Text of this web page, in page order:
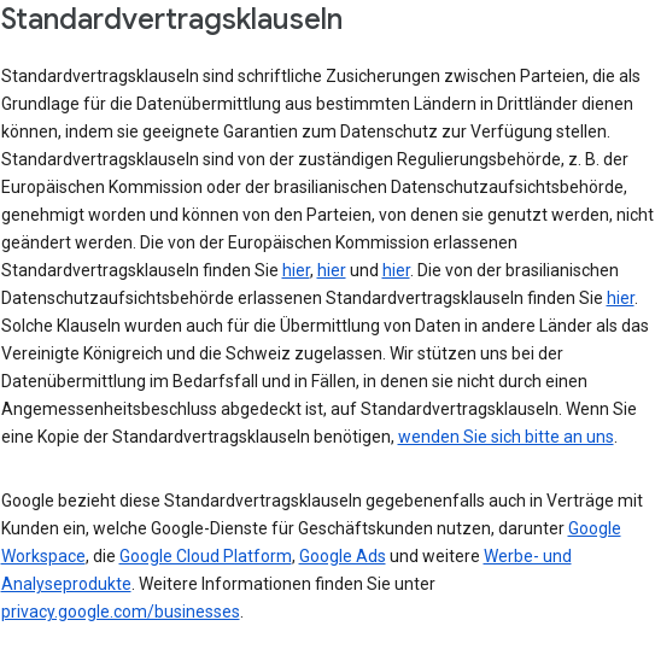
Standardvertragsklauseln
Standardvertragsklauseln sind schriftliche Zusicherungen zwischen Parteien, die als
Grundlage für die Datenübermittlung aus bestimmten Ländern in Drittländer dienen
können, indem sie geeignete Garantien zum Datenschutz zur Verfügung stellen.
Standardvertragsklauseln sind von der zuständigen Regulierungsbehörde, z. B. der
Europäischen Kommission oder der brasilianischen Datenschutzaufsichtsbehörde,
genehmigt worden und können von den Parteien, von denen sie genutzt werden, nicht
geändert werden. Die von der Europäischen Kommission erlassenen
Standardvertragsklauseln finden Sie hier, hierund hier. Die von der brasilianischen
Datenschutzaufsichtsbehörde erlassenen Standardvertragsklauseln finden Sie hier.
Solche Klauseln wurden auch für die Übermittlung von Daten in andere Länder als das
Vereinigte Königreich und die Schweiz zugelassen. Wir stützen uns bei der
Datenübermittlung im Bedarfsfall und in Fällen, in denen sie nicht durch einen
Angemessenheitsbeschluss abgedeckt ist, auf Standardvertragsklauseln. Wenn Sie
eine Kopie der Standardvertragsklauseln benötigen, wenden Sie sich bitte an uns.
Google bezieht diese Standardvertragsklauseln gegebenenfalls auch in Verträge mit
Kunden ein, welche Google-Dienste für Geschäftskunden nutzen, darunterGoogle
Workspace, die Google Cloud Platform, Google Ads und weitere Werbe- und
Analyseprodukte. Weitere Informationen finden Sie unter
privacy.google.com/businesses.